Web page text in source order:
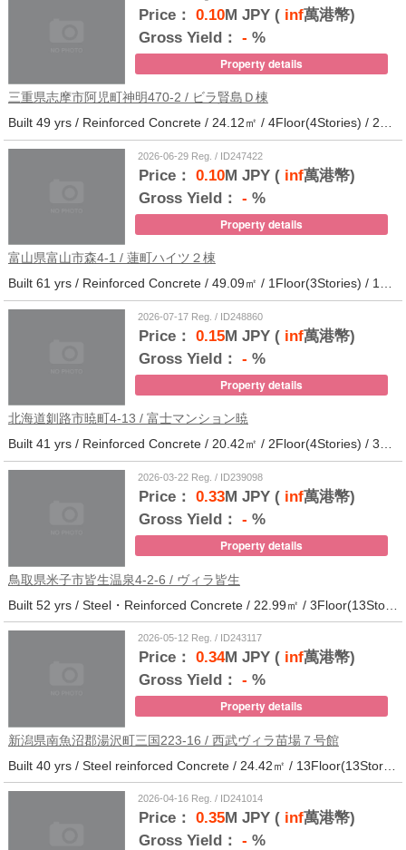
Price： 0.10M JPY (inf萬港幣)
Gross Yield： - %
Property details
三重県志摩市阿児町神明470-2 / ビラ賢島Ｄ棟
Built 49 yrs / Reinforced Concrete / 24.12㎡ / 4Floor(4Stories) / 25Units / Distance from the station.14
2026-06-29 Reg. / ID247422
Price： 0.10M JPY (inf萬港幣)
Gross Yield： - %
Property details
富山県富山市森4-1 / 蓮町ハイツ２棟
Built 61 yrs / Reinforced Concrete / 49.09㎡ / 1Floor(3Stories) / 12Units / Distance from the station.9
2026-07-17 Reg. / ID248860
Price： 0.15M JPY (inf萬港幣)
Gross Yield： - %
Property details
北海道釧路市暁町4-13 / 富士マンション暁
Built 41 yrs / Reinforced Concrete / 20.42㎡ / 2Floor(4Stories) / 32Units / Distance from the station.33
2026-03-22 Reg. / ID239098
Price： 0.33M JPY (inf萬港幣)
Gross Yield： - %
Property details
鳥取県米子市皆生温泉4-2-6 / ヴィラ皆生
Built 52 yrs / Steel・Reinforced Concrete / 22.99㎡ / 3Floor(13Stories) / 138Units / Distance from the station.
2026-05-12 Reg. / ID243117
Price： 0.34M JPY (inf萬港幣)
Gross Yield： - %
Property details
新潟県南魚沼郡湯沢町三国223-16 / 西武ヴィラ苗場７号館
Built 40 yrs / Steel reinforced Concrete / 24.42㎡ / 13Floor(13Stories) / 372Units / Distance from the station.
2026-04-16 Reg. / ID241014
Price： 0.35M JPY (inf萬港幣)
Gross Yield： - %